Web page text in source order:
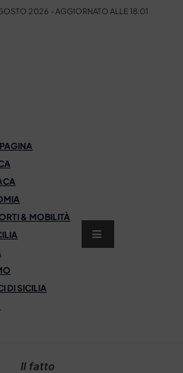
2026 - AGGIORNATO ALLE 18:01
& MOBILITÀ
DI SICILIA
Il fatto